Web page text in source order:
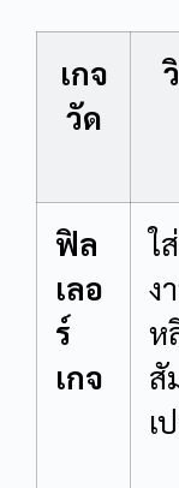
เกจ
วัด
ฟิล
เลอ
ร์
เกจ
ใ
ง
ห
สั
เ